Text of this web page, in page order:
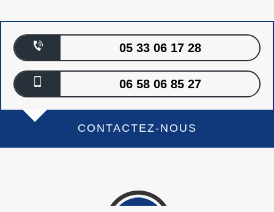
05 33 06 17 28
06 58 06 85 27
CONTACTEZ-NOUS